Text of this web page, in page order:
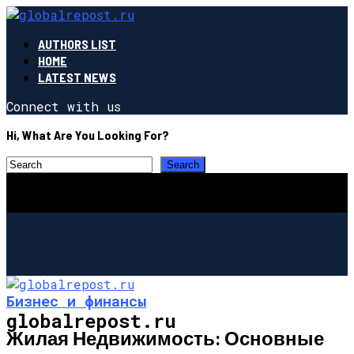
AUTHORS LIST
HOME
LATEST NEWS
Connect with us
Hi, What Are You Looking For?
globalrepost.ru
Бизнес и финансы
Жилая Недвижимость: Основные